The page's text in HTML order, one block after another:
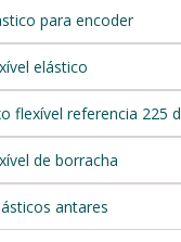
para encoder
elástico
flexível referencia 225
de borracha
antares